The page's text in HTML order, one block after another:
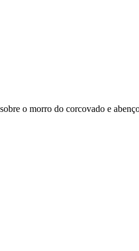
o morro do corcovado e